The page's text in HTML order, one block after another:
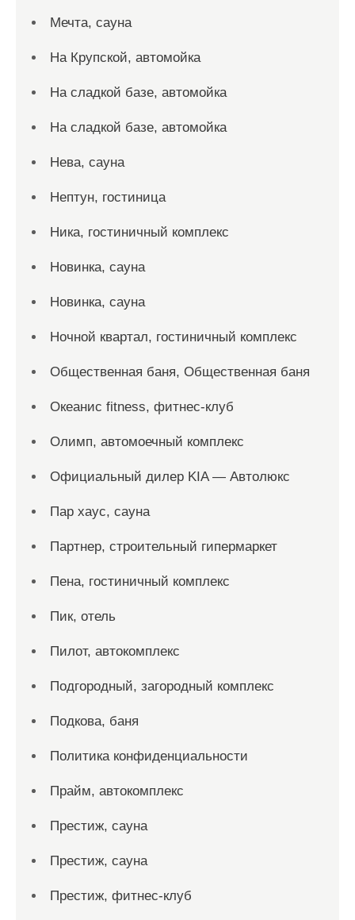
Мечта, сауна
На Крупской, автомойка
На сладкой базе, автомойка
На сладкой базе, автомойка
Нева, сауна
Нептун, гостиница
Ника, гостиничный комплекс
Новинка, сауна
Новинка, сауна
Ночной квартал, гостиничный комплекс
Общественная баня, Общественная баня
Океанис fitness, фитнес-клуб
Олимп, автомоечный комплекс
Официальный дилер KIA — Автолюкс
Пар хаус, сауна
Партнер, строительный гипермаркет
Пена, гостиничный комплекс
Пик, отель
Пилот, автокомплекс
Подгородный, загородный комплекс
Подкова, баня
Политика конфиденциальности
Прайм, автокомплекс
Престиж, сауна
Престиж, сауна
Престиж, фитнес-клуб